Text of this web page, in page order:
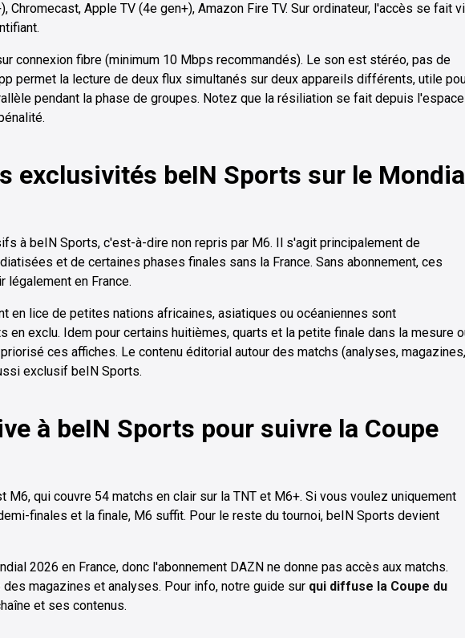
Chromecast, Apple TV (4e gen+), Amazon Fire TV. Sur ordinateur, l'accès se fait
connexion fibre (minimum 10 Mbps recommandés). Le son est stéréo, pas de
permet la lecture de deux flux simultanés sur deux appareils différents, utile
pendant la phase de groupes. Notez que la résiliation se fait depuis l'espace
exclusivités beIN Sports sur le
à beIN Sports, c'est-à-dire non repris par M6. Il s'agit principalement de
et de certaines phases finales sans la France. Sans abonnement, ces
en France.
en lice de petites nations africaines, asiatiques ou océaniennes sont
en exclu. Idem pour certains huitièmes, quarts et la petite finale dans la mesure
ces affiches. Le contenu éditorial autour des matchs (analyses, magazines,
exclusif beIN Sports.
à beIN Sports pour suivre la Coupe
M6, qui couvre 54 matchs en clair sur la TNT et M6+. Si vous voulez uniquement
finales et la finale, M6 suffit. Pour le reste du tournoi, beIN Sports devient
2026 en France, donc l'abonnement DAZN ne donne pas accès aux matchs.
magazines et analyses. Pour info, notre guide sur qui diffuse la Coupe du
et ses contenus.